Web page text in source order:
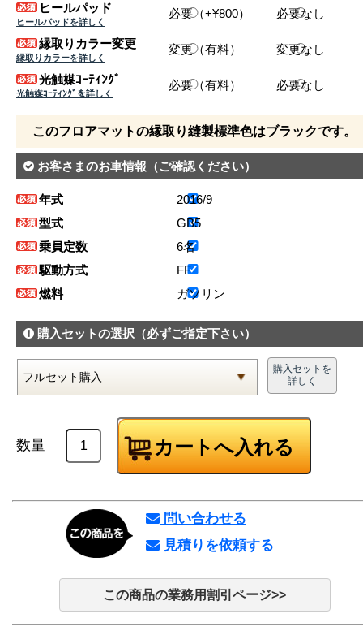
ヒールパッド
ヒールパッドを詳しく
必要（+¥800） 必要なし
縁取りカラー変更
縁取りカラーを詳しく
変更（有料） 変更なし
光触媒ｺｰﾃｨﾝｸﾞ
光触媒ｺｰﾃｨﾝｸﾞを詳しく
必要（有料） 必要なし
このフロアマットの縁取り縫製標準色はブラックです。
お客さまのお車情報 （ご確認ください）
年式
2016/9
型式
GB5
乗員定数
6名
駆動方式
FF
燃料
ガソリン
購入セットの選択 （必ずご指定下さい）
購入セットを
詳しく
数量
問い合わせる
見積りを依頼する
この商品の業務用割引ページ>>